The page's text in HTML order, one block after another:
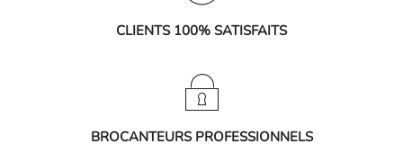
CLIENTS 100% SATISFAITS
BROCANTEURS PROFESSIONNELS